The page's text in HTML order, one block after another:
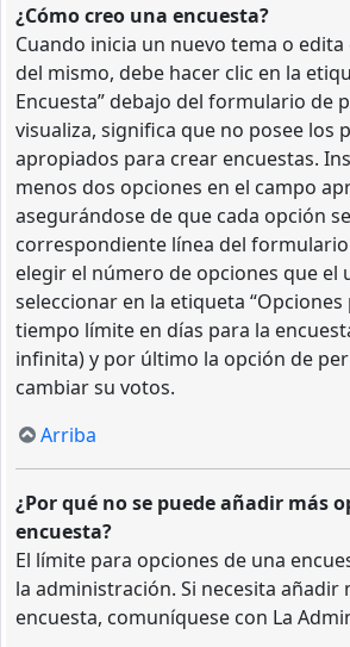
¿Cómo creo una encuesta?
Cuando inicia un nuevo tema o
del mismo, debe hacer clic en la
Encuesta” debajo del formulario de
visualiza, significa que no posee los
apropiados para crear encuestas.
menos dos opciones en el campo
asegurándose de que cada opción
correspondiente línea del
elegir el número de opciones que el
seleccionar en la etiqueta “Opciones
tiempo límite en días para la
infinita) y por último la opción de
cambiar su votos.
Arriba
¿Por qué no se puede añadir más
encuesta?
El límite para opciones de una
la administración. Si necesita añadir
encuesta, comuníquese con La